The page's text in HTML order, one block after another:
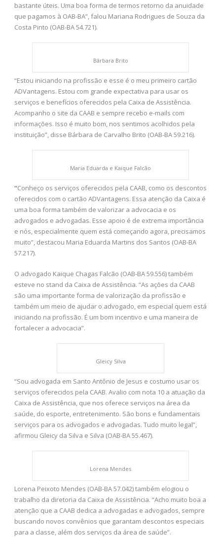
bastante úteis. Uma boa forma de termos retorno da anuidade
que pagamos à OAB-BA”, falou Mariana Rodrigues de Souza da
Costa Pinto (OAB-BA 54.721).
Bárbara Brito
“Estou iniciando na profissão e esse é o meu primeiro cartão
ADVantagens. Estou com grande expectativa para usar os
serviços e benefícios oferecidos pela Caixa de Assistência.
Acompanho o site da CAAB e sempre recebo e-mails com
informações. Isso é muito bom, nos sentimos acolhidos pela
instituição”, disse Bárbara de Carvalho Brito (OAB-BA 59.216).
Maria Eduarda e Kaique Falcão
“Conheço os serviços oferecidos pela CAAB, como os descontos
oferecidos com o cartão ADVantagens. Essa atenção da Caixa é
uma boa forma também de valorizar a advocacia e os
advogados e advogadas. Esse apoio é de extrema importância
e nós, especialmente quem está começando agora, precisamos
muito”, destacou Maria Eduarda Martins dos Santos (OAB-BA
57.217).
O advogado Kaique Chagas Falcão (OAB-BA 59.556) também
esteve no stand da Caixa de Assistência. “As ações da CAAB
são uma importante forma de valorização da profissão e
também um meio de ajudar o advogado, em especial quem está
iniciando na profissão. É um bom incentivo e uma maneira de
fortalecer a advocacia”.
Gleicy Silva
“Sou advogada em Santo Antônio de Jesus e costumo usar os
serviços oferecidos pela CAAB. Avalio com nota 10 a atuação da
Caixa de Assistência, que nos oferece serviços na área da
saúde, do esporte, entretenimento. São bons e fundamentais
serviços para os advogados e advogadas. Tudo muito legal”,
afirmou Gleicy da Silva e Silva (OAB-BA 55.467).
Lorena Mendes
Lorena Peixoto Mendes (OAB-BA 57.042) também elogiou o
trabalho da diretoria da Caixa de Assistência. “Acho muito boa a
atenção que a CAAB dedica a advogadas e advogados, sempre
buscando novos convênios que garantam descontos especiais
para a classe, além dos serviços da área de saúde”.